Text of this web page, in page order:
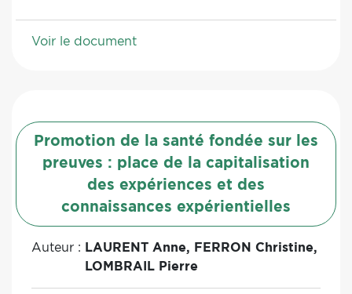
Voir le document
Promotion de la santé fondée sur les
preuves : place de la capitalisation
des expériences et des
connaissances expérientielles
Auteur : LAURENT Anne, FERRON Christine,
LOMBRAIL Pierre